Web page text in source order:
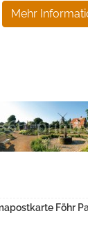
Mehr
Föhr